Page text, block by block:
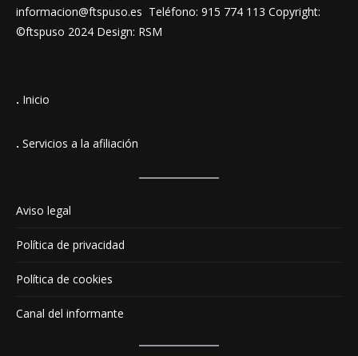
informacion@ftspuso.es Teléfono: 915 774 113 Copyright:
©ftspuso 2024 Design: RSM
. Inicio
. Servicios a la afiliación
Aviso legal
Política de privacidad
Política de cookies
Canal del informante